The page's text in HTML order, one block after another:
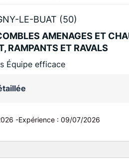
LE-BUAT (50)
AMENAGES ET
RAMPANTS ET RAVALS
Équipe efficace
-Expérience :09/07/2026